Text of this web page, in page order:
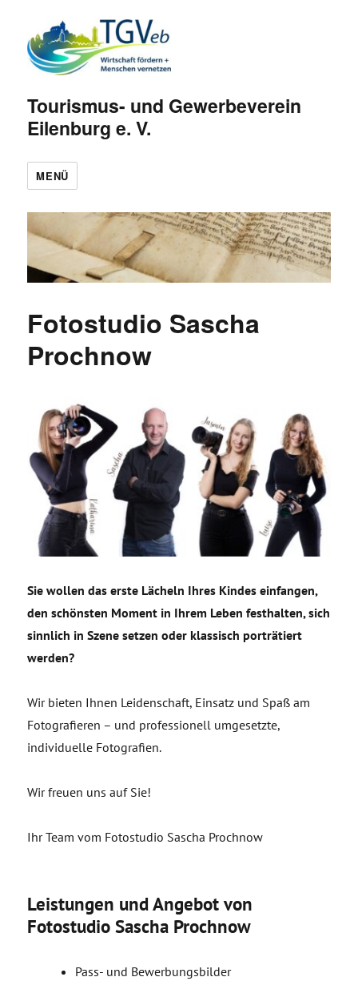
Tourismus- und Gewerbeverein
Eilenburg e. V.
MENÜ
Fotostudio Sascha
Prochnow
Sie wollen das erste Lächeln Ihres Kindes einfangen,
den schönsten Moment in Ihrem Leben festhalten, sich
sinnlich in Szene setzen oder klassisch porträtiert
werden?
Wir bieten Ihnen Leidenschaft, Einsatz und Spaß am
Fotografieren – und professionell umgesetzte,
individuelle Fotografien.
Wir freuen uns auf Sie!
Ihr Team vom Fotostudio Sascha Prochnow
Leistungen und Angebot von
Fotostudio Sascha Prochnow
Pass- und Bewerbungsbilder